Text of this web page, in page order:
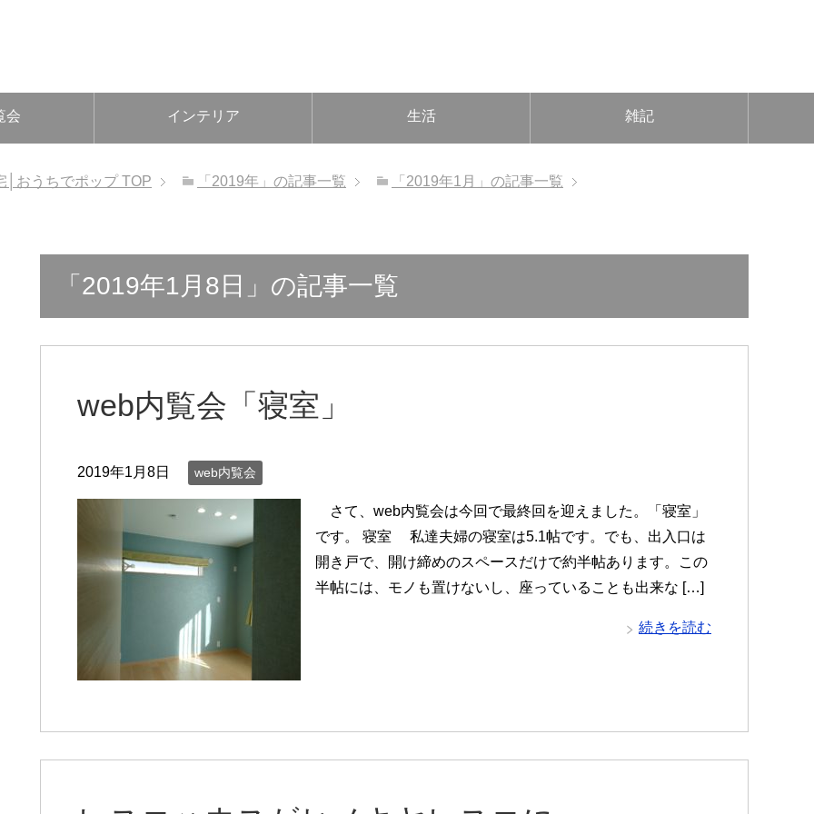
会 インテリア 生活 雑記
│おうちでポップTOP 「2019年」の記事一覧 「2019年1月」の記事一覧
「2019年1月8日」の記事一覧
web内覧会「寝室」
2019年1月8日 web内覧会
さて、web内覧会は今回で最終回を迎えました。「寝室」
です。 寝室 私達夫婦の寝室は5.1帖です。でも、出入口は
開き戸で、開け締めのスペースだけで約半帖あります。この
半帖には、モノも置けないし、座っていることも出来な […]
続きを読む